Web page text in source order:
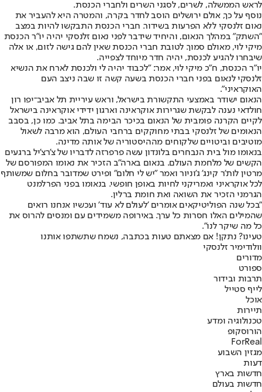
לראש הממשלה, לשרים, לסגני השרים ולחברי הכנסת.
נוסף על כך, אולם ירושלים הוסב לחדר בקרה, והמטרה היא להעביר את
נאום זלנסקי ללא הפרעות בשידור. חברי הכנסת התבקשו להיות במצב
"השתק" במהלך הנאום, והיחיד שידבר לפני נאום זלנסקי יהיה יו"ר הכנסת
מיקי לוי, מאולם סמוך. לטובת חברי הכנסת שאין להם גישה לזום, או אלה
שיבחרו להגיע לכנסת, יהיה חדר מיוחד לצפייה.
יו"ר הכנסת, ח"כ מיקי לוי, אמר: "לכבוד יהיה לי ולכנסת לארח את הנשיא
זלנסקי לנאום בפני חברי הכנסת בשעה קשה זו שבה ניצב העם
האוקראיני".
הנאום ישודר באמצעי התקשורת בישראל, וראש עיריית תל אביב־יפו רון
חולדאי נענה לבקשת שגרירות אוקראינה וארגון ידידי אוקראינה בישראל
לקיים הקרנה פומבית של הנאום בכיכר הבימה בתל אביב. כמו כן, בסבב
הנאומים של זלנסקי בבתי מחוקקים ברחבי העולם, הוא מרבה לשאול
מוטיבים וביטויים שלקוחים מההיסטוריה של אותה מדינה.
בנאומו מול בית הנבחרים בלונדון עשה פרפרזה לדבריו של צ'רצ'יל ברגעים
הקשים של מלחמת העולם. בנאום בארה"ב הזכיר את נאומו המפורסם של
מרטין לות'ר קינג' ג'וניור ואמר "יש לי חלום" ופירט שמדובר בחלום שמשותף
לכל אוקראיני ואמריקני לחיות באופן חופשי. בנאומו בפני הפרלמנט
הגרמני הזכיר את השואה ואת חומת ברלין.
"בכל שנה הפוליטיקאים אומרים 'לעולם לא עוד' ועכשיו אנחנו רואים
שהמילים האלו חסרות כל ערך. באירופה משמידים עם ומנסים להרוס את
כל מה שיקר לנו".
טעינו? נתקן! אם מצאתם טעות בכתבה, נשמח שתשתפו אותנו
וולודימיר זלנסקי
מדורים
ספורט
תרבות ובידור
לייף סטייל
אוכל
תיירות
טכנולוגיה ומדע
הורוסקופ
ForReal
מגזין השבוע
דעות
חדשות בארץ
חדשות בעולם